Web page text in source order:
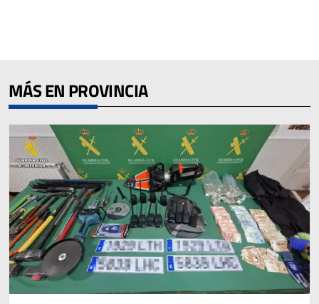
MÁS EN PROVINCIA